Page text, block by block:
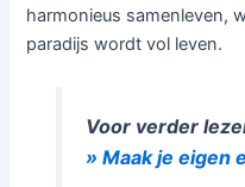
harmonieus samenleven,
paradijs wordt vol leven.
Voor verder
» Maak je eigen